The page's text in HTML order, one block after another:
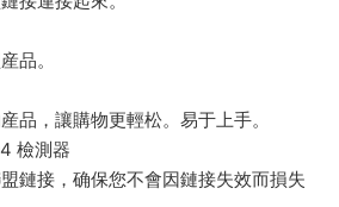
品。
品，讓購物更輕松。易于上手。
檢測器
鏈接，确保您不會因鏈接失效而損失